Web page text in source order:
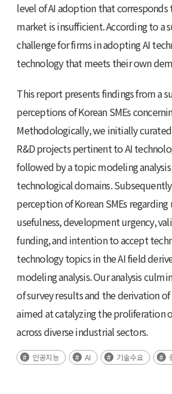
level of AI adoption that
market is insufficient. According to a
challenge for firms in adopting AI
technology that meets their own
This report presents findings from a
perceptions of Korean SMEs
Methodologically, we initially
R&D projects pertinent to AI
followed by a topic modeling
technological domains.
perception of Korean SMEs
usefulness, development urgency,
funding, and intention to accept
technology topics in the AI field
modeling analysis. Our analysis
of survey results and the derivation
aimed at catalyzing the proliferation
across diverse industrial sectors.
인공지능 AI 기술수요